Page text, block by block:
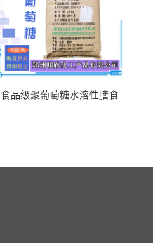
食品级聚葡萄糖水溶性膳食